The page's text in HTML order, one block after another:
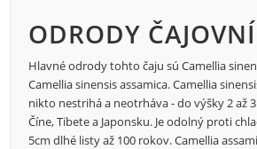
ODRODY
Hlavné odrody tohto čaju súCamellia
Camellia sinensis assamica.Camellia
nikto nestrihá a neotrháva - do výšky 2 až
Číne, Tibete a Japonsku. Je odolný proti
5cm dlhé listy až 100 rokov.Camellia